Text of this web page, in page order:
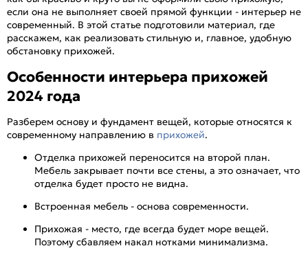
если она не выполняет своей прямой функции - интерьер не
современный. В этой статье подготовили материал, где
расскажем, как реализовать стильную и, главное, удобную
обстановку прихожей.
Особенности интерьера прихожей
2024 года
Разберем основу и фундамент вещей, которые относятся к
современному направлению в прихожей.
Отделка прихожей переносится на второй план.
Мебель закрывает почти все стены, а это означает, что
отделка будет просто не видна.
Встроенная мебель - основа современности.
Прихожая - место, где всегда будет море вещей.
Поэтому сбавляем накал нотками минимализма.